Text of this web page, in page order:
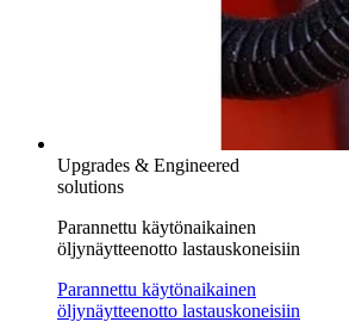
Upgrades & Engineered
solutions
Parannettu käytönaikainen
öljynäytteenotto lastauskoneisiin
Parannettu käytönaikainen
öljynäytteenotto lastauskoneisiin